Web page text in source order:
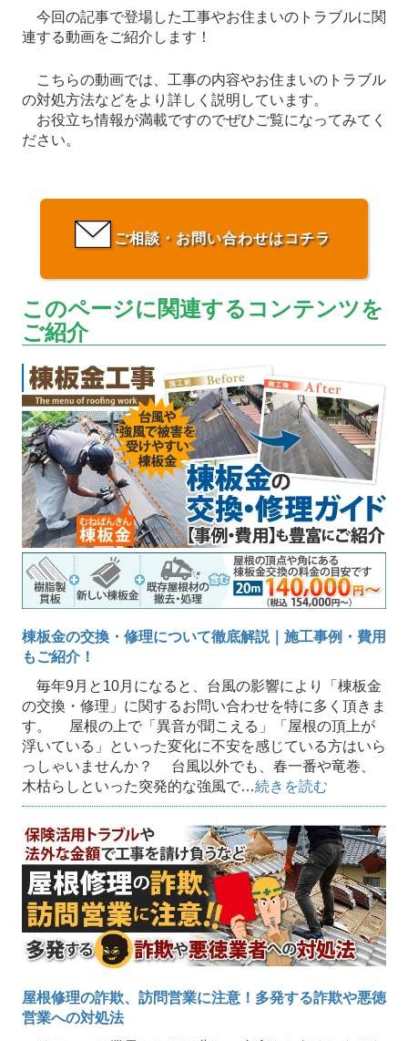
今回の記事で登場した工事やお住まいのトラブルに関
連する動画をご紹介します！
こちらの動画では、工事の内容やお住まいのトラブル
の対処方法などをより詳しく説明しています。
お役立ち情報が満載ですのでぜひご覧になってみてく
ださい。
ご相談・お問い合わせはコチラ
このページに関連するコンテンツを
ご紹介
棟板金の交換・修理について徹底解説｜施工事例・費用
もご紹介！
毎年9月と10月になると、台風の影響により「棟板金
の交換・修理」に関するお問い合わせを特に多く頂きま
す。 屋根の上で「異音が聞こえる」「屋根の頂上が
浮いている」といった変化に不安を感じている方はいら
っしゃいませんか？ 台風以外でも、春一番や竜巻、
木枯らしといった突発的な強風で…続きを読む
屋根修理の詐欺、訪問営業に注意！多発する詐欺や悪徳
営業への対処法